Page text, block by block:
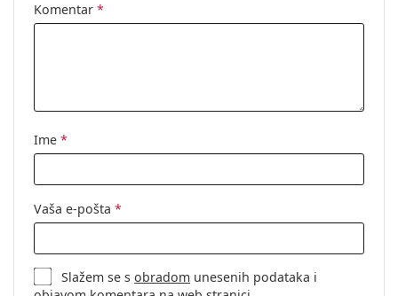
Komentar *
Ime *
Vaša e-pošta *
Slažem se sobradom unesenih podataka i